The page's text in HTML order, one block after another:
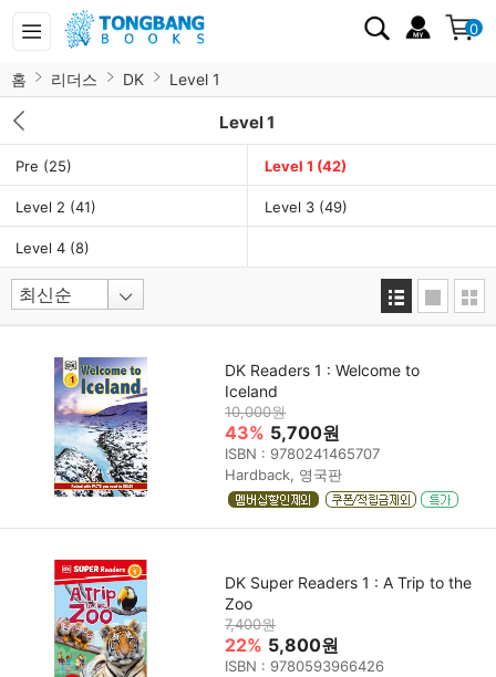
0
홈 리더스 DK Level 1
Level 1
Pre (25) Level 1 (42)
Level 2 (41) Level 3 (49)
Level 4 (8)
DK Readers 1 : Welcome to
Iceland
10,000원
43% 5,700원
ISBN : 9780241465707
Hardback, 영국판
DK Super Readers 1 : A Trip to the
Zoo
7,400원
22% 5,800원
ISBN : 9780593966426